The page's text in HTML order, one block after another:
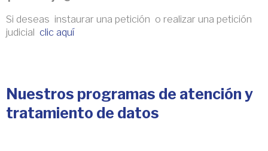
Si deseas instaurar una petición o realizar una petición
judicial clic aquí
Nuestros programas de atención y
tratamiento de datos